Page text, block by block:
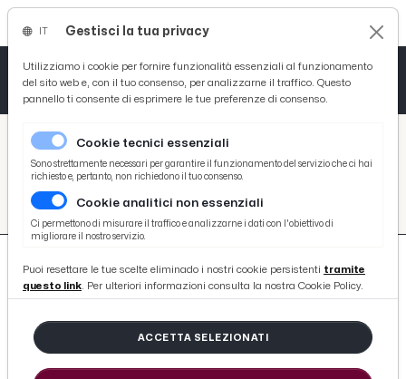
/ Picenotime
/ #spezia-calcio
#SPEZIA-CALCIO
483 ARTICOLI
Gestisci la tua privacy
Utilizziamo i cookie per fornire funzionalità essenziali al funzionamento
del sito web e, con il tuo consenso, per analizzarne il traffico. Questo
pannello ti consente di esprimere le tue preferenze di consenso.
Cookie tecnici essenziali
Sono strettamente necessari per garantire il funzionamento del servizio che ci hai
richiesto e, pertanto, non richiedono il tuo consenso.
Cookie analitici non essenziali
Ci permettono di misurare il traffico e analizzarne i dati con l'obiettivo di
migliorare il nostro servizio.
Puoi resettare le tue scelte eliminado i nostri cookie persistenti tramite
questo link. Per ulteriori informazioni consulta la nostra Cookie Policy.
ACCETTA SELEZIONATI
Tutto News
Tutto Sport
Basket
Ciclismo
Tutto Curiosità